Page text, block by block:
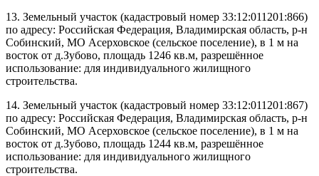
13. Земельный участок (кадастровый номер 33:12:011201:866)
по адресу: Российская Федерация, Владимирская область, р-н
Собинский, МО Асерховское (сельское поселение), в 1 м на
восток от д.Зубово, площадь 1246 кв.м, разрешённое
использование: для индивидуального жилищного
строительства.
14. Земельный участок (кадастровый номер 33:12:011201:867)
по адресу: Российская Федерация, Владимирская область, р-н
Собинский, МО Асерховское (сельское поселение), в 1 м на
восток от д.Зубово, площадь 1244 кв.м, разрешённое
использование: для индивидуального жилищного
строительства.